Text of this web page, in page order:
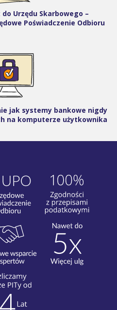
Urzędu Skarbowego –
Poświadczenie Odbioru
jak systemy bankowe nigdy
na komputerze użytkownika